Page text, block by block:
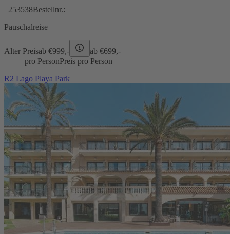
253538Bestellnr.:
Pauschalreise
Alter Preisab €999,- ab €699,-
pro PersonPreis pro Person
R2 Lago Playa Park